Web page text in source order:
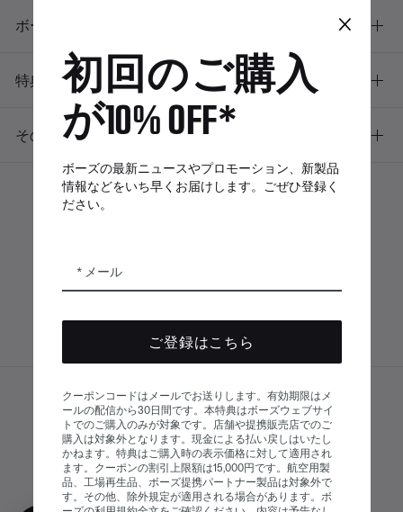
ボーズについて
特典
その他のリンク
© Bose Corporation 2026 サイトマップ
法的事項 プライバシーポリシー
アクセシビリティ
クッキーに関する通知 販売条件
×
初回のご購入
が10% OFF*
ボーズの最新ニュースやプロモーション、新製品
情報などをいち早くお届けします。ごぜひ登録く
ださい。
メール
ご登録はこちら
クーポンコードはメールでお送りします。有効期限はメ
ールの配信から30日間です。本特典はボーズウェブサイ
トでのご購入のみが対象です。店舗や提携販売店でのご
購入は対象外となります。現金による払い戻しはいたし
かねます。特典はご購入時の表示価格に対して適用され
ます。クーポンの割引上限額は15,000円です。航空用製
品、工場再生品、ボーズ提携パートナー製品は対象外で
す。その他、除外規定が適用される場合があります。ボ